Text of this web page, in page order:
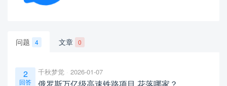
问题 4 文章 0
2
回答
千秋梦觉 2026-01-07